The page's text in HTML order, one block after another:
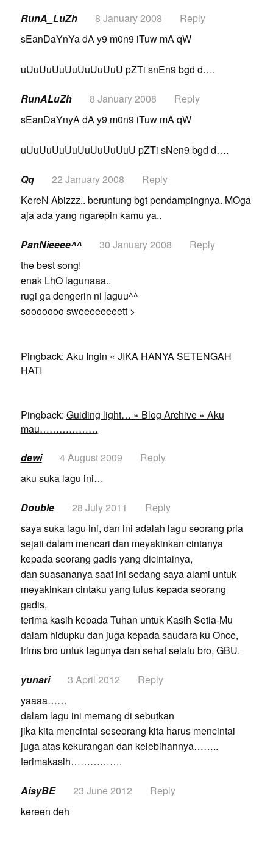
RunA_LuZh 8 January 2008
Reply
sEanDaYnYa dA y9 m0n9 iTuw mA qW
uUuUuUuUuUuUuUuU pZTi snEn9 bgd d….
RunALuZh 8 January 2008
Reply
sEanDaYnyA dA y9 m0n9 iTuw mA qW
uUuUuUuUuUuUuUuUuU pZTi sNen9 bgd d….
Qq 22 January 2008
Reply
KereN Abizzz.. beruntung bgt pendampingnya. MOga
aja ada yang ngarepin kamu ya..
PanNieeee^^ 30 January 2008
Reply
the best song!
enak LhO lagunaaa..
rugi ga dengerin ni laguu^^
sooooooo sweeeeeeeett >
Pingback: Aku Ingin « JIKA HANYA SETENGAH
HATI
Pingback: Guiding light… » Blog Archive » Aku
mau………………
dewi 4 August 2009
Reply
aku suka lagu ini…
Double 28 July 2011
Reply
saya suka lagu ini, dan ini adalah lagu seorang pria
sejati dalam mencari dan meyakinkan cintanya
kepada seorang gadis yang dicintainya,
dan suasananya saat ini sedang saya alami untuk
meyakinkan cintaku yang tulus kepada seorang
gadis,
terima kasih kepada Tuhan untuk Kasih Setia-Mu
dalam hidupku dan juga kepada saudara ku Once,
trims bro untuk lagunya dan sehat selalu bro, GBU.
yunari 3 April 2012
Reply
yaaaa……
dalam lagu ini memang di sebutkan
jika kita mencintai seseorang kita harus mencintai
juga atas kekurangan dan kelebihannya……..
terimakasih…………….
AisyBE 23 June 2012
Reply
kereen deh